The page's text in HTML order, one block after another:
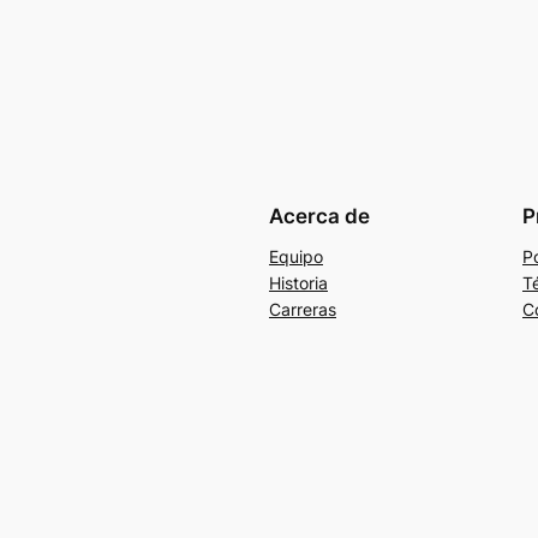
Acerca de
Equipo
Historia
Carreras